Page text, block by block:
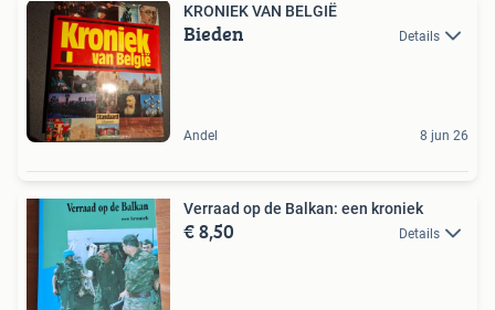
KRONIEK VAN BELGIË
Bieden Details
Andel 8 jun 26
Verraad op de Balkan: een kroniek
€ 8,50 Details